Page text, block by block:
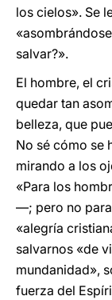
los cielos». Se
salvar?».
El hombre, el
quedar tan
belleza, que
No sé cómo se
mirando a los
«Para los
—; pero no para
«alegría
salvarnos «de
mundanidad»,
fuerza del